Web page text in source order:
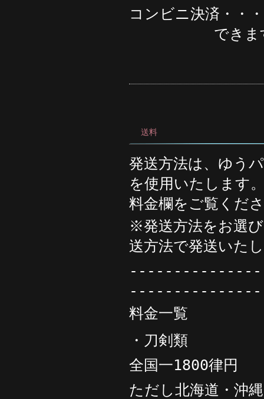
コンビニ決済・・
できま
送料
発送方法は、ゆう
を使用いたします
料金欄をご覧くだ
※発送方法をお選
送方法で発送いた
料金一覧
・刀剣類
全国一1800律円
ただし北海道・沖